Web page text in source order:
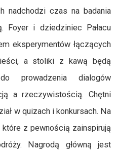
nadchodzi czas na badania
Foyer i dziedziniec Pałacu
eksperymentów łączących
a stoliki z kawą będą
prowadzenia dialogów
a rzeczywistością. Chętni
w quizach i konkursach. Na
z pewnością zainspirują
Nagrodą główną jest